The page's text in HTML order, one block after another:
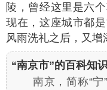
陵，曾经这里是六
现在，这座城市都
风雨洗礼之后，又增
“南京市”的百科知识
南京，简称“